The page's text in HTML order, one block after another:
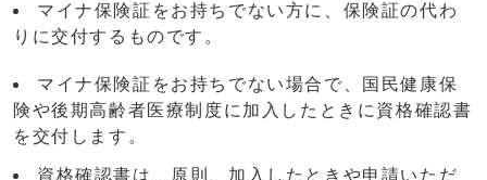
マイナ保険証をお持ちでない方に、保険証の代わ
りに交付するものです。
マイナ保険証をお持ちでない場合で、国民健康保
険や後期高齢者医療制度に加入したときに資格確認書
を交付します。
資格確認書は、原則、加入したときや申請いただ